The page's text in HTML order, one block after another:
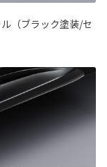
（ブラック塗装/セ